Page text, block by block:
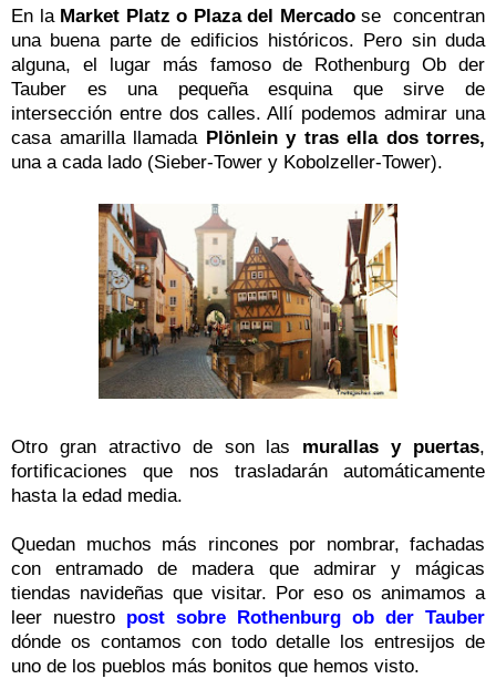
En la Market Platz o Plaza del Mercado se concentran
una buena parte de edificios históricos. Pero sin duda
alguna, el lugar más famoso de Rothenburg Ob der
Tauber es una pequeña esquina que sirve de
intersección entre dos calles. Allí podemos admirar una
casa amarilla llamada Plönlein y tras ella dos torres,
una a cada lado (Sieber-Tower y Kobolzeller-Tower).
Otro gran atractivo de son las murallas y puertas,
fortificaciones que nos trasladarán automáticamente
hasta la edad media.
Quedan muchos más rincones por nombrar, fachadas
con entramado de madera que admirar y mágicas
tiendas navideñas que visitar. Por eso os animamos a
leer nuestro post sobre Rothenburg ob der Tauber
dónde os contamos con todo detalle los entresijos de
uno de los pueblos más bonitos que hemos visto.